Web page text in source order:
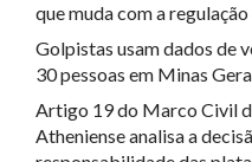
que muda com a
Golpistas usam dados de
30 pessoas em Minas
Artigo 19 do Marco Civil
Atheniense analisa a